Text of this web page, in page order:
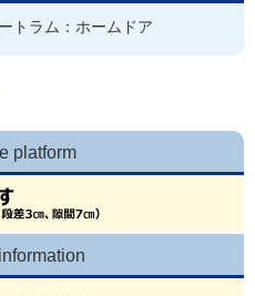
トラム：ホームドア
platform